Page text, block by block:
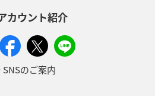
カウント紹介
SNSのご案内